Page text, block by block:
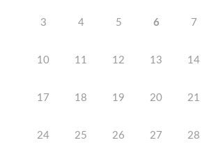
3 4 5 6 7
10 11 12 13 14
17 18 19 20 21
24 25 26 27 28